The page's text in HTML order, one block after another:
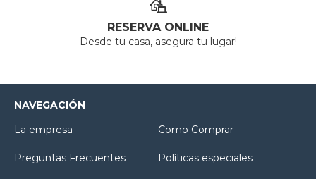
RESERVA ONLINE
Desde tu casa, asegura tu lugar!
NAVEGACIÓN
La empresa
Como Comprar
Preguntas Frecuentes Políticas especiales